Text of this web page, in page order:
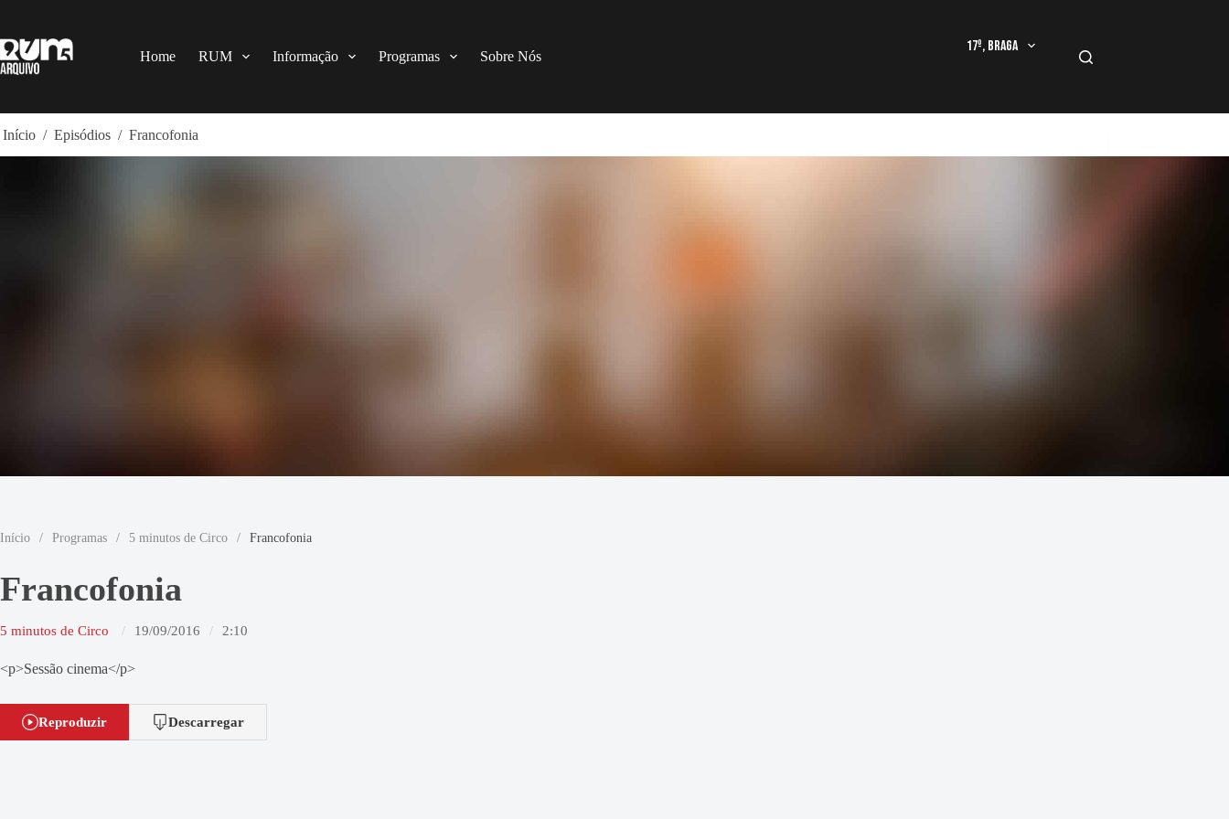
o
conteúdo
Home RUM Informação Programas Sobre Nós
17º, Braga
Início / Episódios / Francofonia
Início / Programas / 5 minutos de Circo / Francofonia
Francofonia
5 minutos de Circo 19/09/2016 2:10
<p>Sessão cinema</p>
Reproduzir Descarregar